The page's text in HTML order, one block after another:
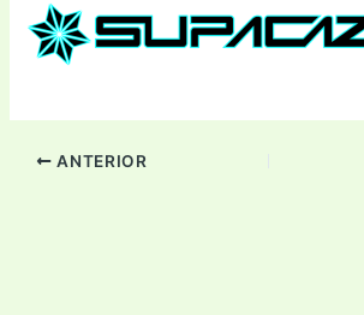
ANTERIOR